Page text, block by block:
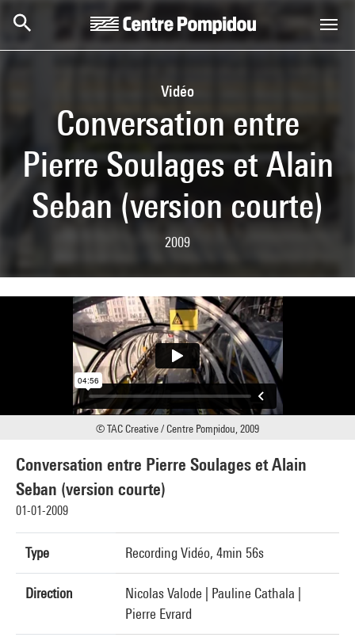
Vidéo
Conversation entre
Pierre Soulages et Alain
Seban (version courte)
2009
Conversation entre Pierre Soulages et Alain
Seban (version courte)
01-01-2009
Type Recording Vidéo, 4min 56s
Direction
Nicolas Valode | Pauline Cathala |
Pierre Evrard
© TAC Creative / Centre Pompidou, 2009